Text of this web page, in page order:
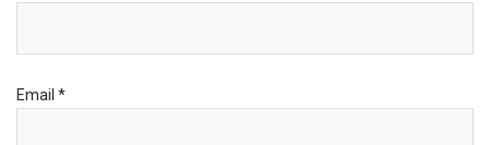
Email *